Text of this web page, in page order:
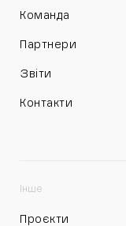
Команда
Партнери
Звіти
Контакти
Інше
Проєкти